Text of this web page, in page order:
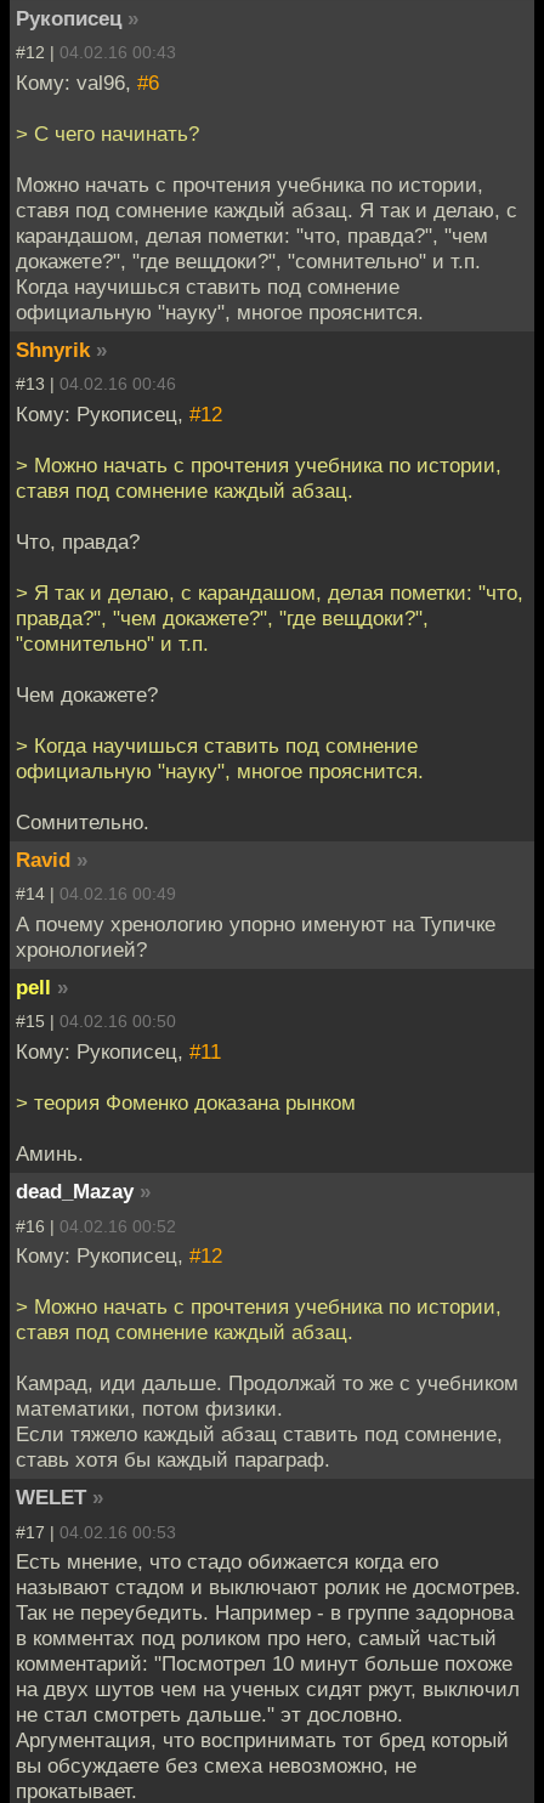
Рукописец »
#12 | 04.02.16 00:43
Кому: val96, #6
> С чего начинать?
Можно начать с прочтения учебника по истории,
ставя под сомнение каждый абзац. Я так и делаю, с
карандашом, делая пометки: "что, правда?", "чем
докажете?", "где вещдоки?", "сомнительно" и т.п.
Когда научишься ставить под сомнение
официальную "науку", многое прояснится.
Shnyrik »
#13 | 04.02.16 00:46
Кому: Рукописец, #12
> Можно начать с прочтения учебника по истории,
ставя под сомнение каждый абзац.
Что, правда?
> Я так и делаю, с карандашом, делая пометки: "что,
правда?", "чем докажете?", "где вещдоки?",
"сомнительно" и т.п.
Чем докажете?
> Когда научишься ставить под сомнение
официальную "науку", многое прояснится.
Сомнительно.
Ravid »
#14 | 04.02.16 00:49
А почему хренологию упорно именуют на Тупичке
хронологией?
pell »
#15 | 04.02.16 00:50
Кому: Рукописец, #11
> теория Фоменко доказана рынком
Аминь.
dead_Mazay »
#16 | 04.02.16 00:52
Кому: Рукописец, #12
> Можно начать с прочтения учебника по истории,
ставя под сомнение каждый абзац.
Камрад, иди дальше. Продолжай то же с учебником
математики, потом физики.
Если тяжело каждый абзац ставить под сомнение,
ставь хотя бы каждый параграф.
WELET »
#17 | 04.02.16 00:53
Есть мнение, что стадо обижается когда его
называют стадом и выключают ролик не досмотрев.
Так не переубедить. Например - в группе задорнова
в комментах под роликом про него, самый частый
комментарий: "Посмотрел 10 минут больше похоже
на двух шутов чем на ученых сидят ржут, выключил
не стал смотреть дальше." эт дословно.
Аргументация, что воспринимать тот бред который
вы обсуждаете без смеха невозможно, не
прокатывает.